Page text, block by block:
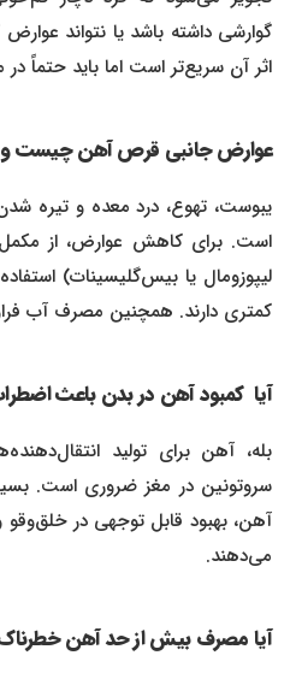
گوارشی داشته باشد یا نتواند عوارض
اثر آن سریع‌تر است اما باید حتماً در
عوارض جانبی قرص آهن چیست و
یبوست، تهوع، درد معده و تیره
است. برای کاهش عوارض، از
لیپوزومال یا بیس‌گلیسینات)
کمتری دارند. همچنین مصرف آب
آیا کمبود آهن در بدن باعث
بله، آهن برای تولید
سروتونین در مغز ضروری است. بسیاری
آهن، بهبود قابل توجهی در خلق‌وقو
می‌دهند.
آیا مصرف بیش از حد آهن خطرناک